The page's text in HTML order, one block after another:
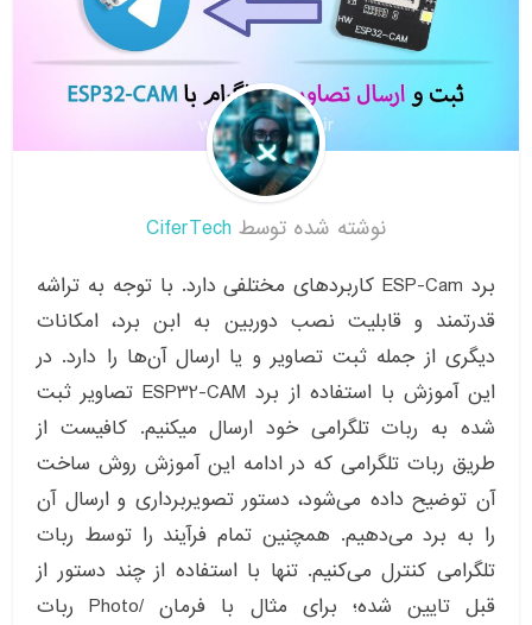
نوشته شده توسط CiferTech
برد ESP-Cam کاربردهای مختلفی دارد. با توجه به تراشه
قدرتمند و قابلیت نصب دوربین به ابن برد، امکانات
دیگری از جمله ثبت تصاویر و یا ارسال آن‌ها را دارد. در
این آموزش با استفاده از برد ESP32-CAM تصاویر ثبت
شده به ربات تلگرامی خود ارسال میکنیم. کافیست از
طریق ربات تلگرامی که در ادامه این آموزش روش ساخت
آن توضیح داده می‌شود، دستور تصویربرداری و ارسال آن
را به برد می‌دهیم. همچنین تمام فرآیند را توسط ربات
تلگرامی کنترل می‌کنیم. تنها با استفاده از چند دستور از
قبل تایین شده؛ برای مثال با فرمان /Photo ربات